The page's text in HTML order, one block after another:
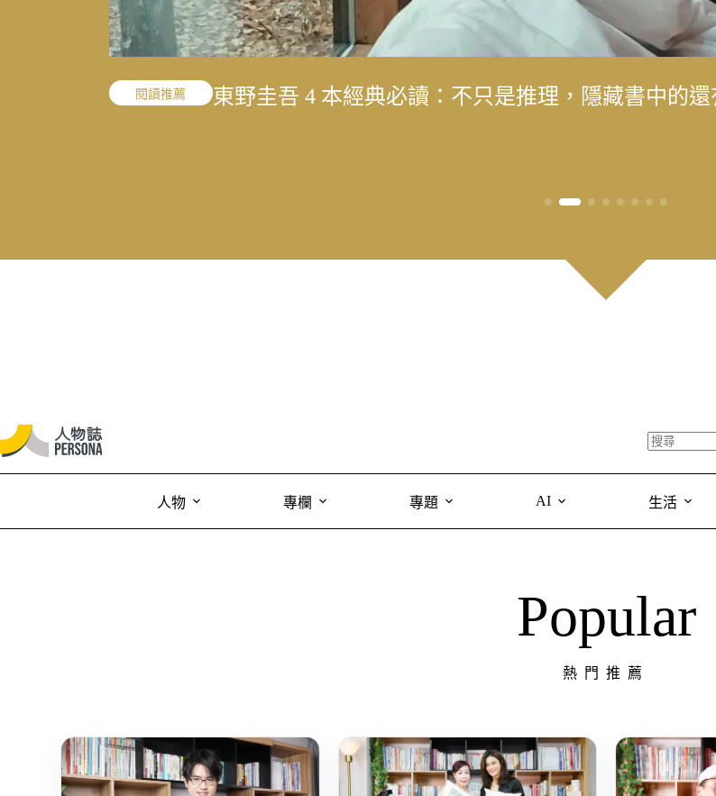
職人精神
「我的課題不是變成女人，而是成為我喜歡的自己
閱讀推薦 東野圭吾 4 本經典必讀：不只是推理，隱藏書中的
職人精神
「我的課題不是變成女人，而是成為我喜歡的自己
人物 專欄 專題 AI 生活
Popular
熱門推薦